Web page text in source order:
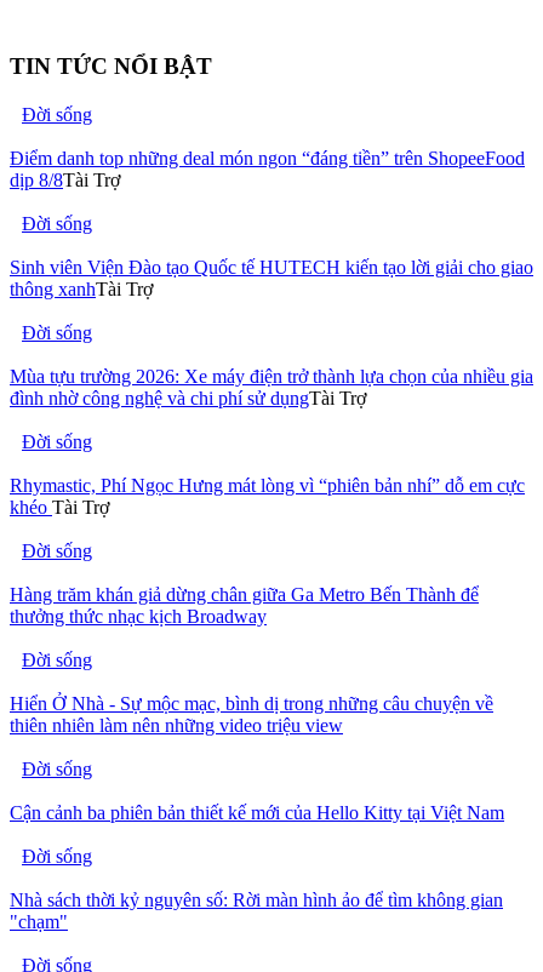
TIN TỨC NỔI BẬT
Đời sống
Điểm danh top những deal món ngon “đáng tiền” trên ShopeeFood
dịp 8/8Tài Trợ
Đời sống
Sinh viên Viện Đào tạo Quốc tế HUTECH kiến tạo lời giải cho giao
thông xanhTài Trợ
Đời sống
Mùa tựu trường 2026: Xe máy điện trở thành lựa chọn của nhiều gia
đình nhờ công nghệ và chi phí sử dụngTài Trợ
Đời sống
Rhymastic, Phí Ngọc Hưng mát lòng vì “phiên bản nhí” dỗ em cực
khéo Tài Trợ
Đời sống
Hàng trăm khán giả dừng chân giữa Ga Metro Bến Thành để
thưởng thức nhạc kịch Broadway
Đời sống
Hiển Ở Nhà - Sự mộc mạc, bình dị trong những câu chuyện về
thiên nhiên làm nên những video triệu view
Đời sống
Cận cảnh ba phiên bản thiết kế mới của Hello Kitty tại Việt Nam
Đời sống
Nhà sách thời kỷ nguyên số: Rời màn hình ảo để tìm không gian
"chạm"
Đời sống